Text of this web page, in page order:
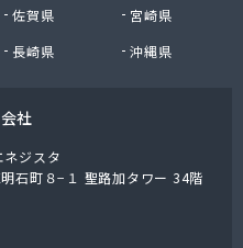
佐賀県
宮崎県
長崎県
沖縄県
社
ネジスタ
石町８−１ 聖路加タワー 34階